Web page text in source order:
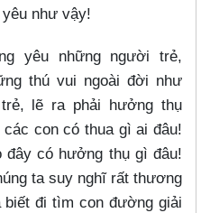
như vậy!
yêu những người trẻ,
thú vui ngoài đời như
lẽ ra phải hưởng thụ
con có thua gì ai đâu!
đây có hưởng thụ gì đâu!
ta suy nghĩ rất thương
đi tìm con đường giải